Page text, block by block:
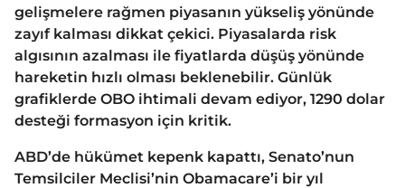
gelişmelere rağmen piyasanın yükseliş yönünde
zayıf kalması dikkat çekici. Piyasalarda risk
algısının azalması ile fiyatlarda düşüş yönünde
hareketin hızlı olması beklenebilir. Günlük
grafiklerde OBO ihtimali devam ediyor, 1290 dolar
desteği formasyon için kritik.
ABD’de hükümet kepenk kapattı, Senato’nun
Temsilciler Meclisi’nin Obamacare’i bir yıl